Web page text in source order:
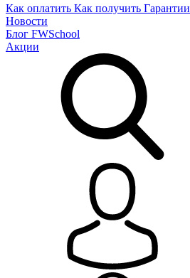
Как оплатить Как получить Гарантии
Новости
Блог FWSchool
Акции